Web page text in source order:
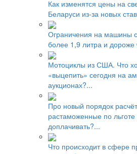
Как изменятся цены на
Беларуси из-за новых
Ограничения на машины
более 1,9 литра и дороже
Мотоциклы из США. Что
«выцепить» сегодня на
аукционах?...
Про новый порядок
растаможенные по льготе
доплачивать?...
Что происходит в сфере